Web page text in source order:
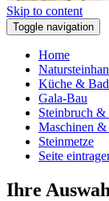
Skip to content
Toggle navigation
Home
Küche & Bad
Gala-Bau
Steinbruch &
Maschinen &
Steinmetze
Seite
Ihre